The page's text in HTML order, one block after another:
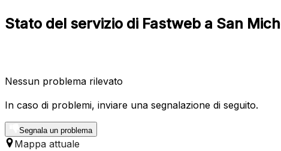
Stato del servizio di Fastweb a San
Nessun problema rilevato
In caso di problemi, inviare una segnalazione di seguito.
Segnala un problema
Mappa attuale